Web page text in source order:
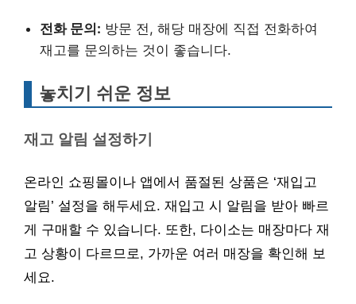
전화 문의: 방문 전, 해당 매장에 직접 전화하여
재고를 문의하는 것이 좋습니다.
놓치기 쉬운 정보
재고 알림 설정하기
온라인 쇼핑몰이나 앱에서 품절된 상품은 ‘재입고
알림’ 설정을 해두세요. 재입고 시 알림을 받아 빠르
게 구매할 수 있습니다. 또한, 다이소는 매장마다 재
고 상황이 다르므로, 가까운 여러 매장을 확인해 보
세요.